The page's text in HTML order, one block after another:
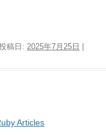
稿日: 2025年7月25日
Articles